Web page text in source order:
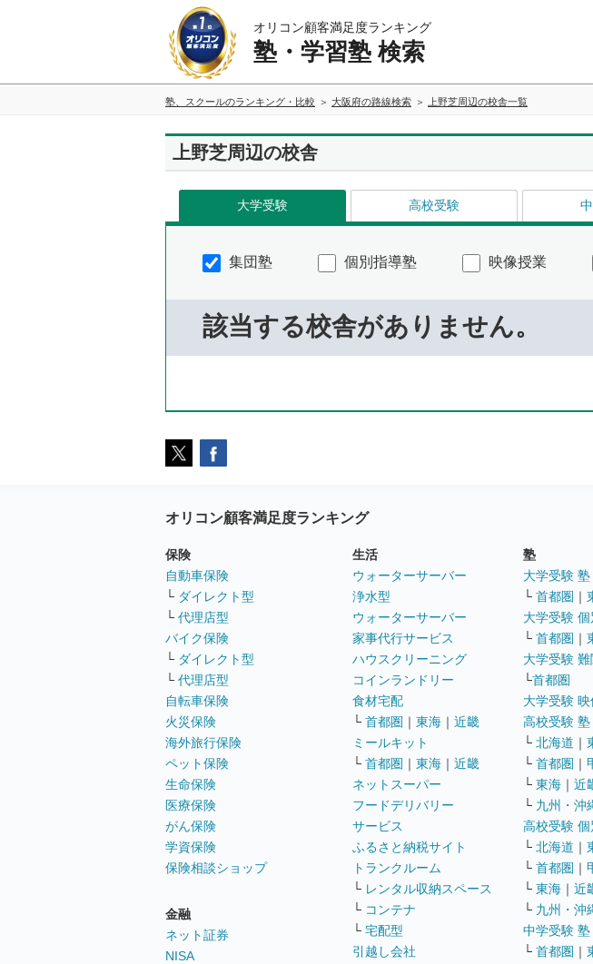
オリコン顧客満足度ランキング
塾・学習塾 検索
塾、スクールのランキング・比較 大阪府の路線検索 上野芝周辺の校舎一覧
上野芝周辺の校舎
大学受験 高校受験
集団塾 個別指導塾 映像授業
該当する校舎がありません。
オリコン顧客満足度ランキング
保険
自動車保険
└ ダイレクト型
└ 代理店型
バイク保険
└ ダイレクト型
└ 代理店型
自転車保険
火災保険
海外旅行保険
ペット保険
生命保険
医療保険
がん保険
学資保険
保険相談ショップ
金融
ネット証券
NISA
生活
ウォーターサーバー
浄水型
ウォーターサーバー
家事代行サービス
ハウスクリーニング
コインランドリー
食材宅配
└ 首都圏 ｜ 東海 ｜ 近畿
ミールキット
└ 首都圏 ｜ 東海 ｜ 近畿
ネットスーパー
フードデリバリー
サービス
ふるさと納税サイト
トランクルーム
└ レンタル収納スペース
└ コンテナ
└ 宅配型
引越し会社
塾
大学受験
└ 首都圏 ｜
大学受験
└ 首都圏 ｜
大学受験
└首都圏
大学受験
高校受験 塾
└ 北海道 ｜
└ 首都圏 ｜
└ 東海 ｜ 近
└ 九州・沖
高校受験
└ 北海道 ｜
└ 首都圏 ｜
└ 東海 ｜ 近
└ 九州・沖
中学受験 塾
└ 首都圏 ｜